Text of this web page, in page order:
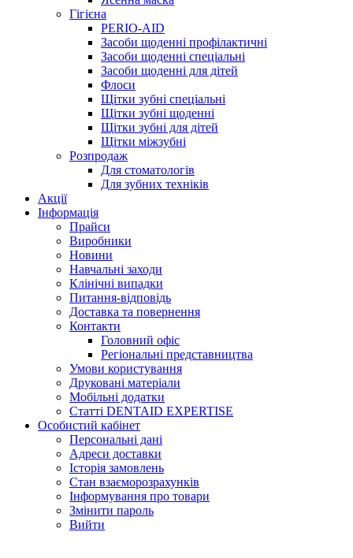
Гігієна
PERIO-AID
Засоби щоденні профілактичні
Засоби щоденні спеціальні
Засоби щоденні для дітей
Флоси
Щітки зубні спеціальні
Щітки зубні щоденні
Щітки зубні для дітей
Щітки міжзубні
Розпродаж
Для стоматологів
Для зубних техніків
Акції
Інформація
Прайси
Виробники
Новини
Навчальні заходи
Клінічні випадки
Питання-відповідь
Доставка та повернення
Контакти
Головний офіс
Регіональні представництва
Умови користування
Друковані матеріали
Мобільні додатки
Статті DENTAID EXPERTISE
Особистий кабінет
Персональні дані
Адреси доставки
Історія замовлень
Стан взаєморозрахунків
Інформування про товари
Змінити пароль
Вийти